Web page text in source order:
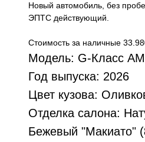
Новый автомобиль, без
ЭПТС действующий.
Стоимость за наличные
Модель: G-Класс
Год выпуска: 2026
Цвет кузова:
Отделка салона:
Бежевый "Макиато"